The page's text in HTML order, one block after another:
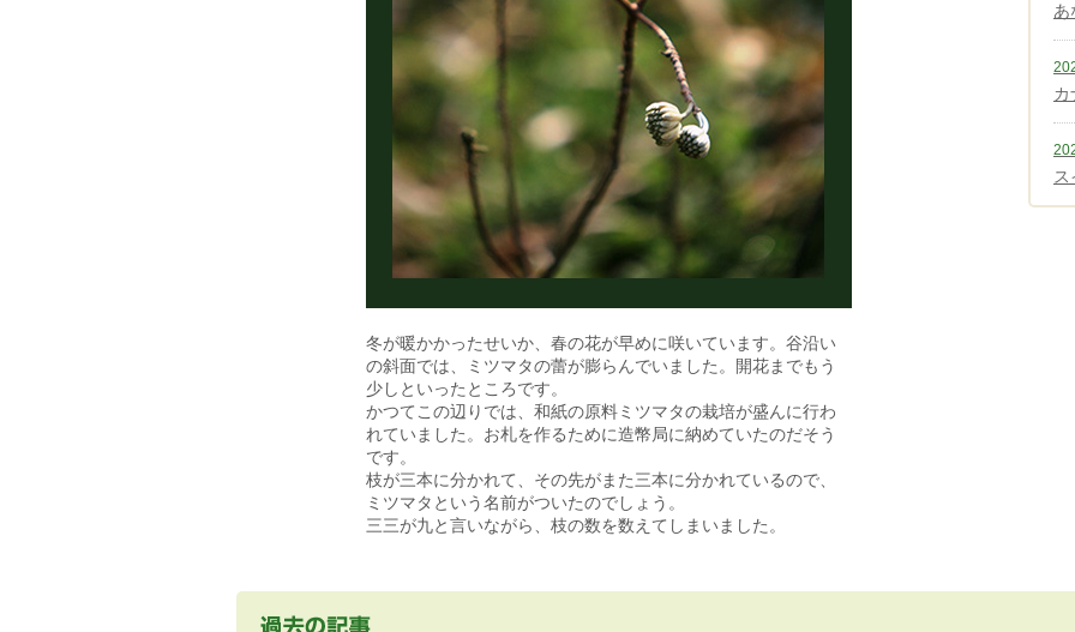
冬が暖かかったせいか、春の花が早めに咲いています。谷沿い
の斜面では、ミツマタの蕾が膨らんでいました。開花までもう
少しといったところです。
かつてこの辺りでは、和紙の原料ミツマタの栽培が盛んに行わ
れていました。お札を作るために造幣局に納めていたのだそう
です。
枝が三本に分かれて、その先がまた三本に分かれているので、
ミツマタという名前がついたのでしょう。
三三が九と言いながら、枝の数を数えてしまいました。
あ
カ